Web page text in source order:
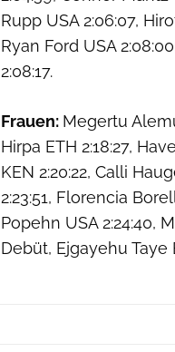
Rupp USA 2:06:07,
Ryan Ford USA
2:08:17.
Frauen: Megertu
Hirpa ETH 2:18:27,
KEN 2:20:22, Calli
2:23:51, Florencia
Popehn USA 2:24:40,
Debüt, Ejgayehu Taye